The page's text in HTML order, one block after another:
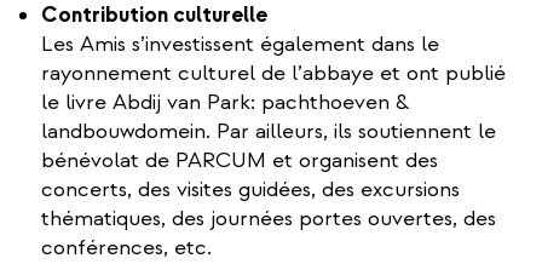
Contribution culturelle
Les Amis s’investissent également dans le
rayonnement culturel de l’abbaye et ont publié
le livre Abdij van Park: pachthoeven &
landbouwdomein. Par ailleurs, ils soutiennent le
bénévolat de PARCUM et organisent des
concerts, des visites guidées, des excursions
thématiques, des journées portes ouvertes, des
conférences, etc.